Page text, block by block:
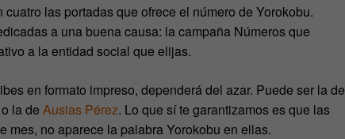
las portadas que ofrece el número de Yorokobu.
a una buena causa: la campaña Números que
a la entidad social que elijas.
en formato impreso, dependerá del azar. Puede ser la de
o la de Ausias Pérez. Lo que sí te garantizamos es que las
mes, no aparece la palabra Yorokobu en ellas.